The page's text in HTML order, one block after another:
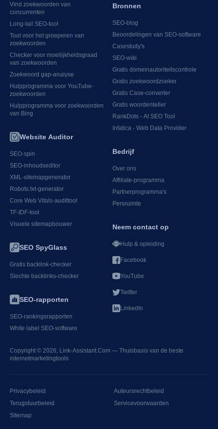
Vind zoekwoorden van
concurrenten
Long-tail SEO-tool
Tool voor het groeperen van
zoekwoorden
Checker voor moeilijkheidsgraad
van zoekwoorden
Zoekwoord gap-analyse
Hulpprogramma voor YouTube-
zoekwoorden
Hulpprogramma voor zoekwoorden
van Bing
Website Auditor
SEO-spin
SEO-inhoudseditor
XML-sitemapgenerator
Robots.txt-generator
Core Web Vitals-audittool
TF-IDF-tool
Visuele sitemapbouwer
SEO SpyGlass
Gratis backlink-checker
Slechte backlinks-checker
SEO-rapporten
SEO-rankingsrapporten
White label SEO-software
Bronnen
SEO-blog
Beoordelingen van SEO-software
Casestudy's
SEO-wiki
Gratis domeinautoriteitscontrole
Gratis zoekwoordzoeker
Gratis Case-converter
Gratis woordenteller
RankDots - AI SEO Tool
Infatica - Web Data Provider
Bedrijf
Over ons
Affiliate-programma
Partnerprogramma's
Persruimte
Neem contact op
Hulp & opleiding
Facebook
YouTube
Twitter
LinkedIn
Copyright © 2026, Link-Assistant.Com — Thuisbasis van de beste
internetmarketingtools
Privacybeleid
Auteursrechtbeleid
Terugstuurbeleid
Servicevoorwaarden
Sitemap